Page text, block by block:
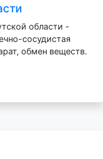
области -
сосудистая
обмен веществ.